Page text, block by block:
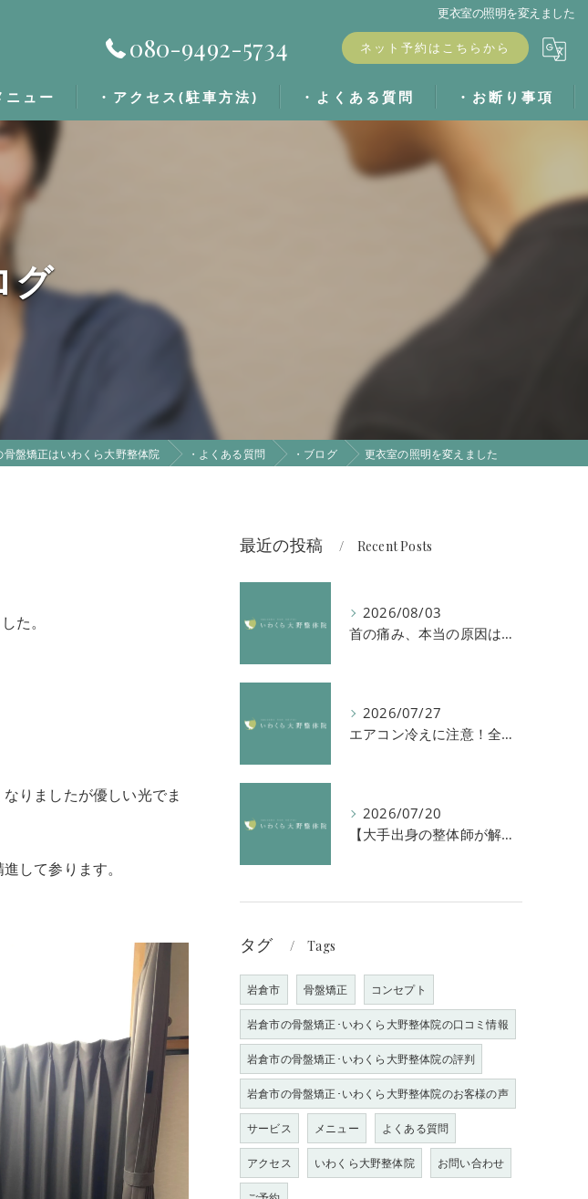
更衣室の照明を変えました
080-9492-5734 ネット予約はこちらから
ニュー
の流れ
割/回数券
・アクセス(駐車方法) ・よくある質問
・ブログ
・お客様の声
・お断り事項
グ
骨盤矯正はいわくら大野整体院 ・よくある質問 ・ブログ 更衣室の照明を変えました
た。
りましたが優しい光でま
して参ります。
最近の投稿 Recent Posts
2026/08/03
首の痛み、本当の原因は「首」ではないかもしれません
2026/07/27
エアコン冷えに注意！全身の倦怠感や首肩凝りを解消する方法
2026/07/20
【大手出身の整体師が解説】なぜ「強揉み」は体に良くないのか？
タグ Tags
岩倉市 骨盤矯正 コンセプト
岩倉市の骨盤矯正･いわくら大野整体院の口コミ情報
岩倉市の骨盤矯正･いわくら大野整体院の評判
岩倉市の骨盤矯正･いわくら大野整体院のお客様の声
サービス メニュー よくある質問
アクセス いわくら大野整体院 お問い合わせ